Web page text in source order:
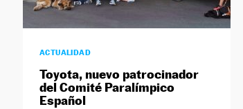
ACTUALIDAD
Toyota, nuevo patrocinador
del Comité Paralímpico
Español